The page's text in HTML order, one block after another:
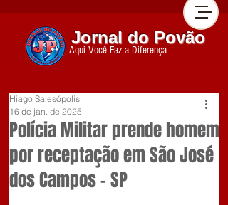
Jornal do Povão
Aqui Você Faz a Diferença
Polícia Militar prende homem
por receptação em São José
dos Campos – SP
Hiago Salesópolis
16 de jan. de 2025